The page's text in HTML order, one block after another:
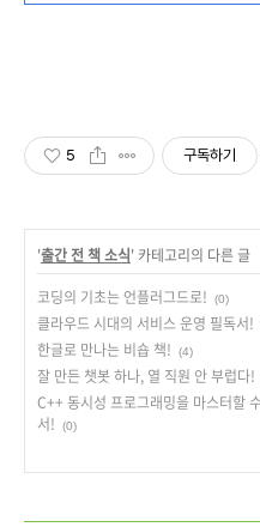
5 구독하기
'출간 전 책 소식' 카테고리의 다른 글
코딩의 기초는 언플러그드로!
(0)
클라우드 시대의 서비스 운영 필독서!
한글로 만나는 비숍 책! (4)
잘 만든 챗봇 하나, 열 직원 안 부럽다!
C++ 동시성 프로그래밍을 마스터할
서!
(0)